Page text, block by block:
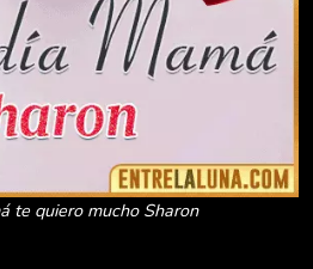
te quiero mucho Sharon